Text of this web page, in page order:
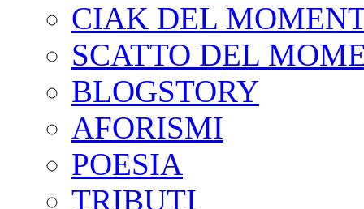
CIAK DEL
SCATTO DEL
BLOGSTORY
AFORISMI
POESIA
TRIBUTI